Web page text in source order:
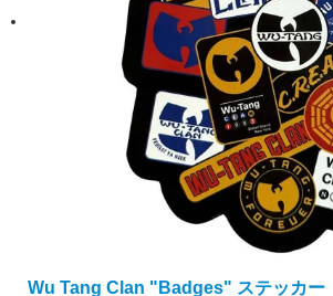
Wu Tang Clan "Badges" ステッカー